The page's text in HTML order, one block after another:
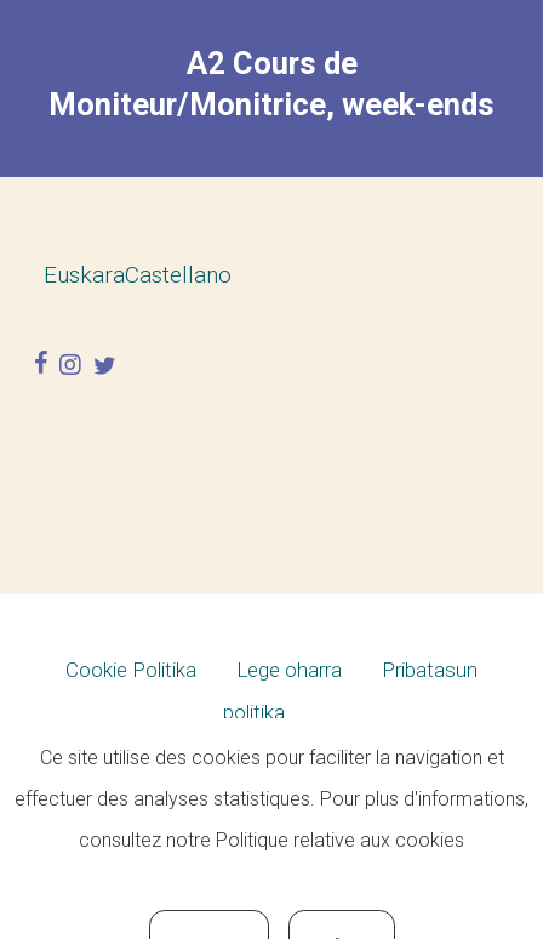
A2 Cours de
Moniteur/Monitrice, week-ends
EuskaraCastellano
facebook
instagram
twitter
Cookie Politika Lege oharra
Pribatasun
politika
Ce site utilise des cookies pour faciliter la navigation et
effectuer des analyses statistiques. Pour plus d'informations,
consultez notre Politique relative aux cookies